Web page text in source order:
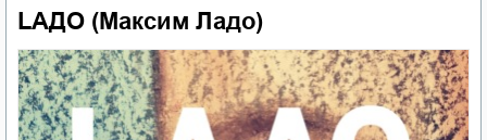
LAДО (Максим Ладо)